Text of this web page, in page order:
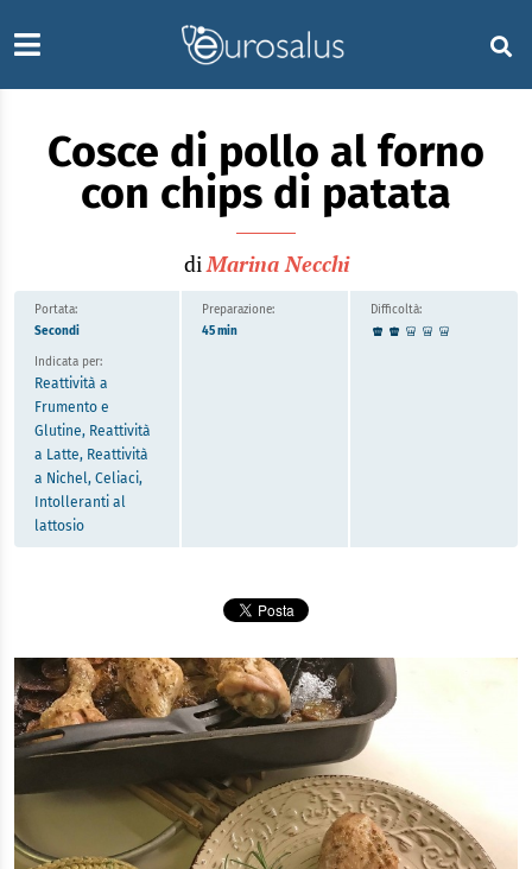
Cosce di pollo al forno
con chips di patata
diMarina Necchi
Portata:
Secondi
Indicata per:
Reattività a
Frumento e
Glutine, Reattività
a Latte, Reattività
a Nichel, Celiaci,
Intolleranti al
lattosio
Preparazione:
45 min
Difficoltà: